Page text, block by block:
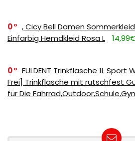
0
, Cicy Bell Damen
Einfarbig Hemdkleid Rosa L
0
FULDENT Trinkflasche 1L Sport
Frei] Trinkflasche mit rutschfest
für Die